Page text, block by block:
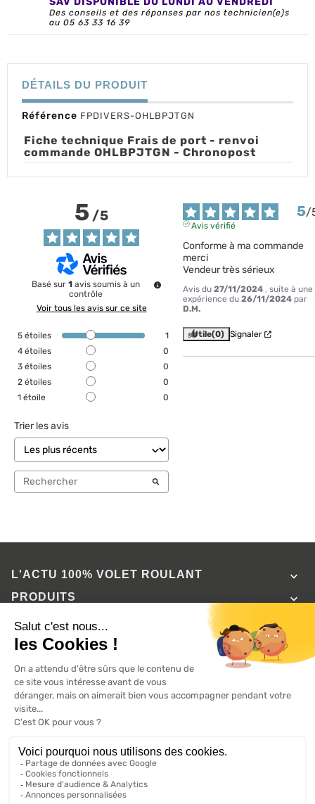
Des conseils et des réponses par nos technicien(e)s
au 05 63 33 16 39
DÉTAILS DU PRODUIT
Référence FPDIVERS-OHLBPJTGN
Fiche technique Frais de port - renvoi
commande OHLBPJTGN - Chronopost
5/5
Basé sur1 avis soumis à un
contrôle
Voir tous les avis sur ce site
5 étoiles
1
4 étoiles
0
3 étoiles
0
2 étoiles
0
1 étoile 0
Trier les avis
5/
Avis vérifié
Conforme à ma commande
merci
Vendeur très sérieux
Avis du 27/11/2024 , suite à une
expérience du 26/11/2024 par
D.M.
Utile(0) Signaler
L'ACTU 100%VOLET ROULANT 
PRODUITS 
SERVICES
INFORMATIONS 
A propos de 100% volets roulant
2026 ©, Tous droits réservés